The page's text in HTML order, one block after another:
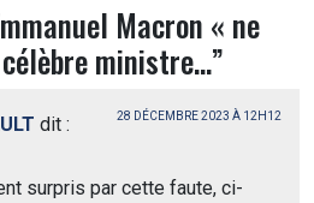
Macron « ne
ministre…”
dit : 28 DÉCEMBRE 2023 À 12H12
surpris par cette faute, ci-